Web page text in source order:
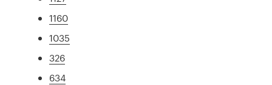
1160
1035
326
634